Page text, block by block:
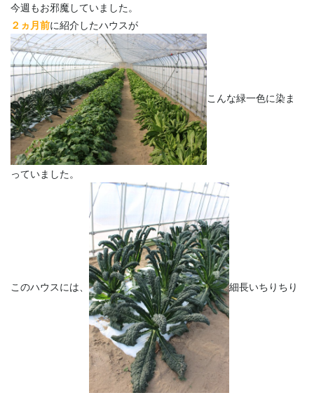
今週もお邪魔していました。
２ヵ月前に紹介したハウスが
こんな緑一色に染ま
っていました。
このハウスには、 細長いちりちり